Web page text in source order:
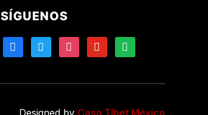
SÍGUENOS
facebooktwitter instagramyoutubespotify
Designed by Casa Tíbet México